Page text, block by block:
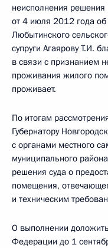
неисполнения решения
от 4 июля 2012 года
Любытинского
супруги Агаярову Т.И.
в связи с признанием
проживания жилого
проживает.
По итогам
Губернатору
с органами местного
муниципального
решения суда о
помещения,
и техническим
О выполнении
Федерации до 1